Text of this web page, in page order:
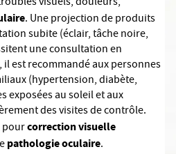
. Une projection de produits
subite (éclair, tâche noire,
une consultation en
il est recommandé aux personnes
(hypertension, diabète,
exposées au soleil et aux
des visites de contrôle.
pourcorrection visuelle
pathologie oculaire.